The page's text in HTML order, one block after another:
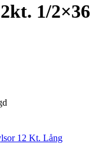
1/2×36
12 Kt. Lång